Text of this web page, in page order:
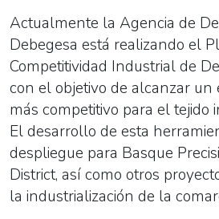
Actualmente la Agencia de
Debegesa está realizando el
Competitividad Industrial de
con el objetivo de alcanzar un
más competitivo para el tejido
El desarrollo de esta
despliegue para Basque
District, así como otros
la industrialización de la